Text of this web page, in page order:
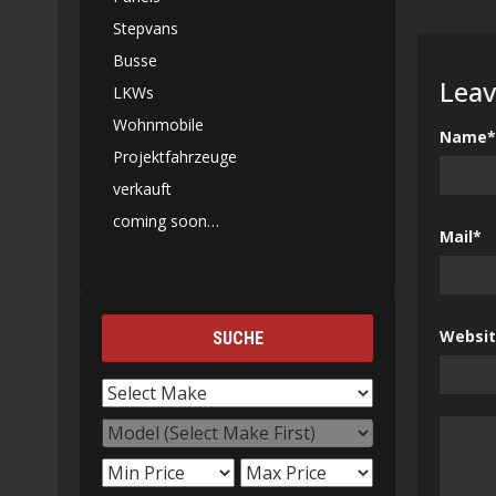
Name*
Mail*
Stepvans
Busse
LKWs
Wohnmobile
Projektfahrzeuge
verkauft
coming soon…
SUCHE